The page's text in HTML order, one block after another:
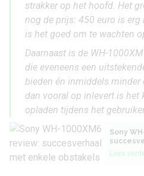
strakker op het hoofd. Het
nog de prijs: 450 euro is erg
is het goed om te wachten
Daarnaast is de WH-
die eveneens een
bieden én inmiddels minder
dan vooral op inlevert is het
opladen tijdens het
Sony
Lees